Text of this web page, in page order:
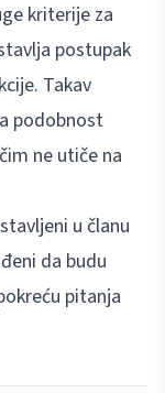
kriterije za
postupak
Takav
podobnost
ne utiče na
u članu
da budu
pitanja